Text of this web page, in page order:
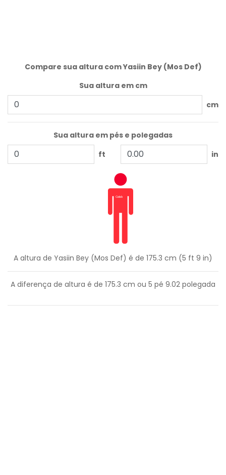
Compare sua altura com Yasiin Bey (Mos Def)
Sua altura em cm
cm
Sua altura em pés e polegadas
ft
in
A altura de Yasiin Bey (Mos Def) é de 175.3 cm (5 ft 9 in)
A diferença de altura é de 175.3 cm ou 5 pé 9.02 polegada